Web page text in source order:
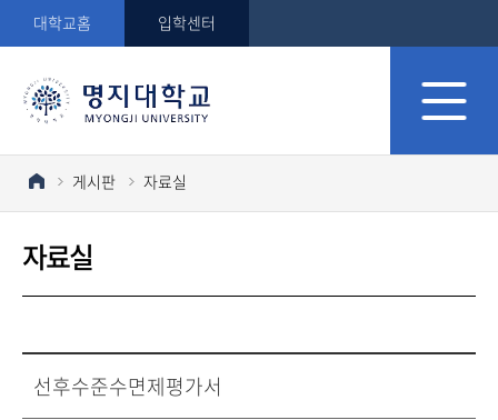
대학교홈 입학센터
게시판 자료실
자료실
선후수준수면제평가서